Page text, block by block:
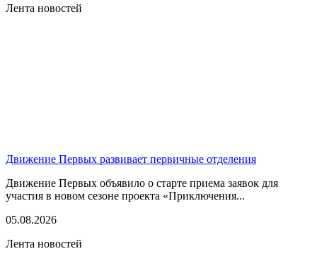
Лента новостей
Движение Первых развивает первичные отделения
Движение Первых объявило о старте приема заявок для
участия в новом сезоне проекта «Приключения...
05.08.2026
Лента новостей